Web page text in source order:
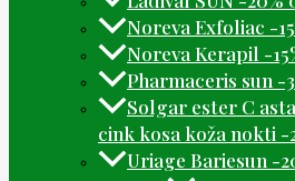
Noreva Exfoliac -
Noreva Kerapil -
Pharmaceris sun -
Solgar ester C
cink kosa koža nokti -
Uriage Bariesun -